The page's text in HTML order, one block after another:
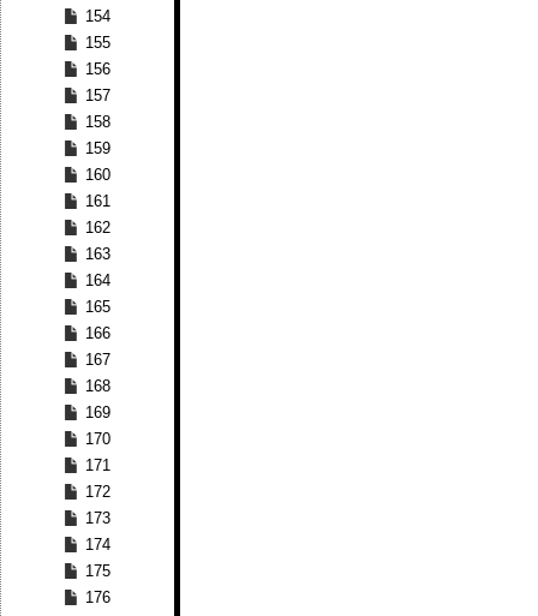
154
155
156
157
158
159
160
161
162
163
164
165
166
167
168
169
170
171
172
173
174
175
176